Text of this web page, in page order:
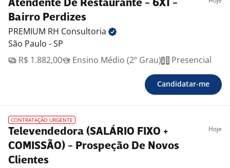
Atendente De Restaurante - 6X1 -
Bairro Perdizes
PREMIUM RH Consultoria
São Paulo - SP
R$ 1.882,00
Ensino Médio (2º Grau) Presencial
Candidatar-me
CONTRATAÇÃO URGENTE
Televendedora (SALÁRIO FIXO +
COMISSÃO) - Prospeção De Novos
Clientes
Hoje